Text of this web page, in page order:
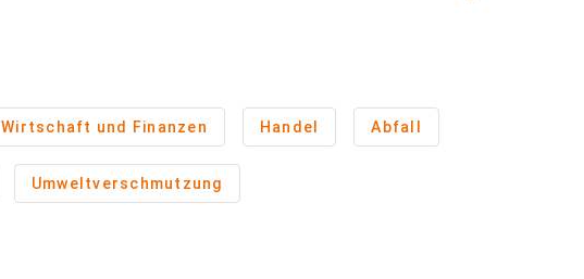
Wirtschaft und Finanzen Handel Abfall
Umweltverschmutzung